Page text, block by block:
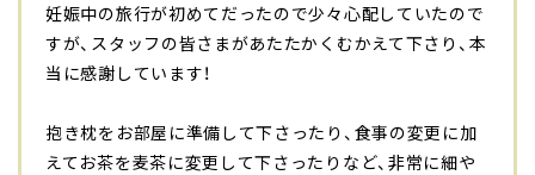
妊娠中の旅行が初めてだったので少々心配していたので
すが、スタッフの皆さまがあたたかくむかえて下さり、本
当に感謝しています！
抱き枕をお部屋に準備して下さったり、食事の変更に加
えてお茶を麦茶に変更して下さったりなど、非常に細や